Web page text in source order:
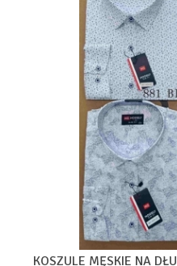
KOSZULE MĘSKIE NA